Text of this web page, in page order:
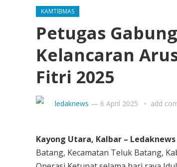
KAMTIBMAS
Petugas
Kelancaran
Fitri 2025
ledaknews — 6 April 2025 add
Kayong Utara, Kalbar – Ledaknews
Batang, Kecamatan Teluk Batang,